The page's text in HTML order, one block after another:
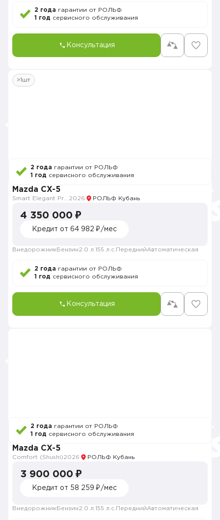
2 года гарантии от РОЛЬФ
1 год сервисного обслуживания
Консультация
>1шт
2 года гарантии от РОЛЬФ
1 год сервисного обслуживания
Mazda CX-5
2026 РОЛЬФ Кубань
4 350 000 ₽
Кредит от 64 982 ₽/мес
Внедорожник Бензин2.0 л. 155 л.с. ПереднийАвтоматическая
2 года гарантии от РОЛЬФ
1 год сервисного обслуживания
Консультация
2 года гарантии от РОЛЬФ
1 год сервисного обслуживания
Mazda CX-5
Comfort (Shushi)2026 РОЛЬФ Кубань
3 900 000 ₽
Кредит от 58 259 ₽/мес
Внедорожник Бензин2.0 л. 155 л.с. ПереднийАвтоматическая